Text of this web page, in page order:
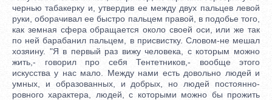
чернью табакерку и, утвердив ее между двух пальцев левой
руки, оборачивал ее быстро пальцем правой, в подобье того,
как земная сфера обращается около своей оси, или же так
по ней барабанил пальцем, в присвистку. Словом-не мешал
хозяину. "Я в первый раз вижу человека, с которым можно
жить,- говорил про себя Тентетников,- вообще этого
искусства у нас мало. Между нами есть довольно людей и
умных, и образованных, и добрых, но людей постоянно-
ровного характера, людей, с которыми можно бы прожить